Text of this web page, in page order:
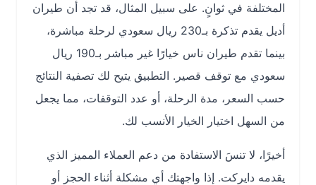
المختلفة في ثوانٍ. على سبيل المثال، قد تجد أن طيران
أديل يقدم تذكرة بـ230 ريال سعودي لرحلة مباشرة،
بينما تقدم طيران ناس خيارًا غير مباشر بـ190 ريال
سعودي مع توقف قصير. التطبيق يتيح لك تصفية النتائج
حسب السعر، مدة الرحلة، أو عدد التوقفات، مما يجعل
من السهل اختيار الخيار الأنسب لك.
أخيرًا، لا تنسَ الاستفادة من دعم العملاء المميز الذي
يقدمه دايركت. إذا واجهتك أي مشكلة أثناء الحجز أو